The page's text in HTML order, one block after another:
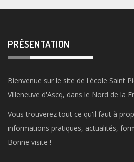
PRÉSENTATION
Bienvenue sur le site de l'école Saint
Villeneuve d'Ascq, dans le Nord de la
Vous trouverez tout ce qu'il faut à
informations pratiques, actualités,
Bonne visite !